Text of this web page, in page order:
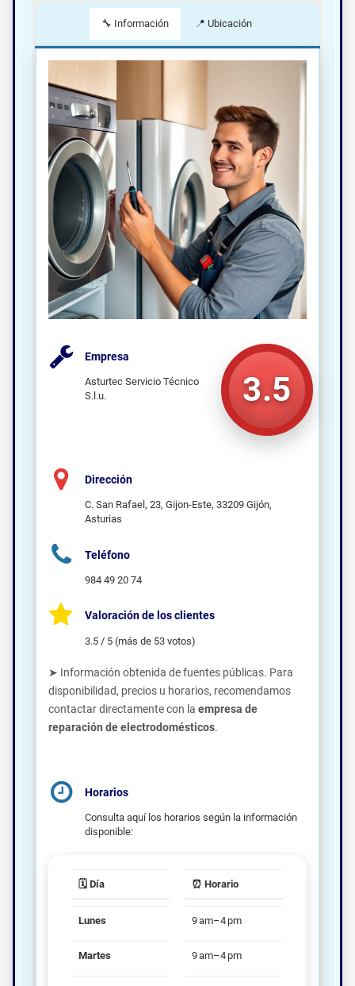
🔧 Información 📍 Ubicación
3.5
Empresa
Asturtec Servicio Técnico
S.l.u.
Dirección
C. San Rafael, 23, Gijon-Este, 33209 Gijón,
Asturias
Teléfono
984 49 20 74
Valoración de los clientes
3.5 / 5 (más de 53 votos)
➤ Información obtenida de fuentes públicas. Para
disponibilidad, precios u horarios, recomendamos
contactar directamente con la empresa de
reparación de electrodomésticos.
Horarios
Consulta aquí los horarios según la información
disponible:
🗓️ Día ⏰ Horario
Lunes 9 am–4 pm
Martes 9 am–4 pm